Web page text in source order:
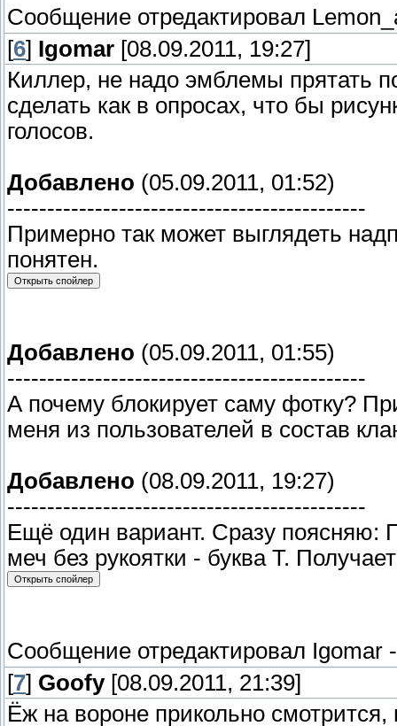
Сообщение отредактировал
[6] Igomar [08.09.2011, 19:27]
Киллер, не надо эмблемы прятать
сделать как в опросах, что бы
голосов.
Добавлено (05.09.2011, 01:52)
---------------------------------------------
Примерно так может выглядеть
понятен.
Добавлено (05.09.2011, 01:55)
---------------------------------------------
А почему блокирует саму фотку?
меня из пользователей в состав
Добавлено (08.09.2011, 19:27)
---------------------------------------------
Ещё один вариант. Сразу поясняю:
меч без рукоятки - буква Т.
Сообщение отредактировал Igomar
[7] Goofy[08.09.2011, 21:39]
Ёж на вороне прикольно